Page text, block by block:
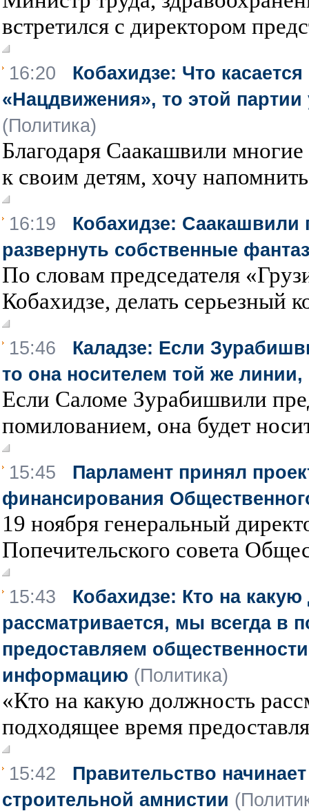
встретился с директором
16:20 Кобахидзе: Что
«Нацдвижения», то этой
(Политика)
Благодаря Саакашвили
к своим детям, хочу
16:19 Кобахидзе: Саакашвили
развернуть собственные
По словам председателя
Кобахидзе, делать серьезный
15:46 Каладзе: Если
то она носителем той же
Если Саломе Зурабишвили
помилованием, она будет
15:45 Парламент принял
финансирования
19 ноября генеральный
Попечительского совета
15:43 Кобахидзе: Кто на
рассматривается, мы всегда в
предоставляем
информацию (Политика)
«Кто на какую должность
подходящее время
15:42 Правительство
строительной амнистии